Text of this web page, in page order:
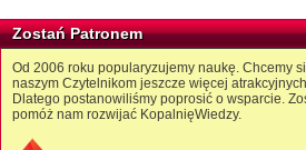
Zostań Patronem
Od 2006 roku popularyzujemy naukę. Chcemy
naszym Czytelnikom jeszcze więcej
Dlatego postanowiliśmy poprosić o wsparcie.
pomóż nam rozwijać KopalnięWiedzy.